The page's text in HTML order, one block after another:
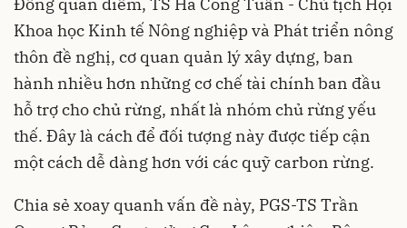
Khoa học Kinh tế Nông nghiệp và Phát triển nông
thôn đề nghị, cơ quan quản lý xây dựng, ban
hành nhiều hơn những cơ chế tài chính ban đầu
hỗ trợ cho chủ rừng, nhất là nhóm chủ rừng yếu
thế. Đây là cách để đối tượng này được tiếp cận
một cách dễ dàng hơn với các quỹ carbon rừng.
Chia sẻ xoay quanh vấn đề này, PGS-TS Trần